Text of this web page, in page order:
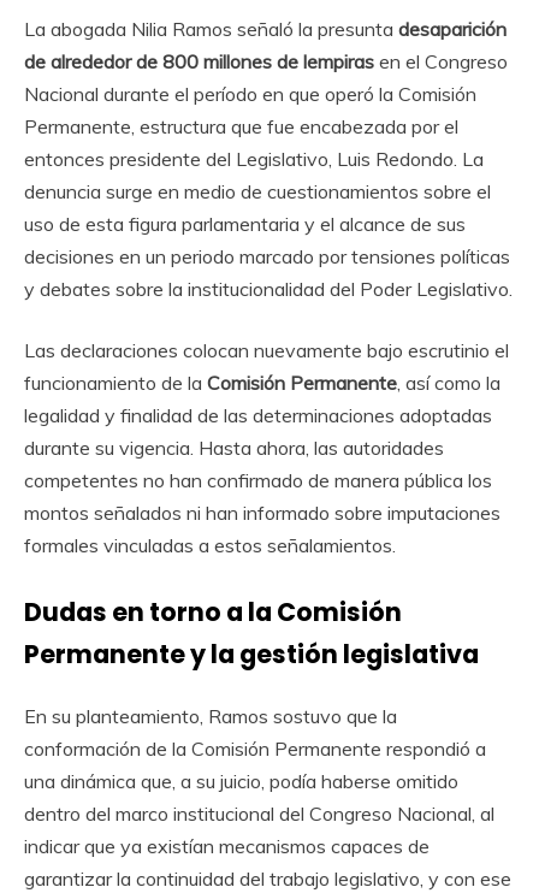
La abogada Nilia Ramos señaló la presunta desaparición
de alrededor de 800 millones de lempiras en el Congreso
Nacional durante el período en que operó la Comisión
Permanente, estructura que fue encabezada por el
entonces presidente del Legislativo, Luis Redondo. La
denuncia surge en medio de cuestionamientos sobre el
uso de esta figura parlamentaria y el alcance de sus
decisiones en un periodo marcado por tensiones políticas
y debates sobre la institucionalidad del Poder Legislativo.
Las declaraciones colocan nuevamente bajo escrutinio el
funcionamiento de la Comisión Permanente, así como la
legalidad y finalidad de las determinaciones adoptadas
durante su vigencia. Hasta ahora, las autoridades
competentes no han confirmado de manera pública los
montos señalados ni han informado sobre imputaciones
formales vinculadas a estos señalamientos.
Dudas en torno a la Comisión
Permanente y la gestión legislativa
En su planteamiento, Ramos sostuvo que la
conformación de la Comisión Permanente respondió a
una dinámica que, a su juicio, podía haberse omitido
dentro del marco institucional del Congreso Nacional, al
indicar que ya existían mecanismos capaces de
garantizar la continuidad del trabajo legislativo, y con ese